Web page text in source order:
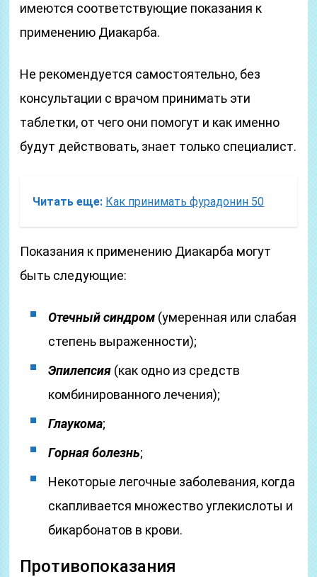
имеются соответствующие показания к
применению Диакарба.
Не рекомендуется самостоятельно, без
консультации с врачом принимать эти
таблетки, от чего они помогут и как именно
будут действовать, знает только специалист.
Читать еще: Как принимать фурадонин 50
Показания к применению Диакарба могут
быть следующие:
Отечный синдром (умеренная или слабая
степень выраженности);
Эпилепсия (как одно из средств
комбинированного лечения);
Глаукома;
Горная болезнь;
Некоторые легочные заболевания, когда
скапливается множество углекислоты и
бикарбонатов в крови.
Противопоказания